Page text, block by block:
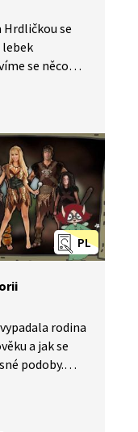
se
lebek
se něco
Lidé,
vyvinuli
čas žili
PL
rodina
a jak se
podoby.
rodiny.